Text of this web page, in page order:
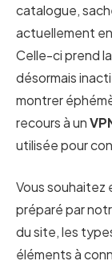
catalogue,
actuellement
Celle-ci prend
désormais
montrer
recours à un
utilisée pour
Vous souhaitez
préparé par
du site, les
éléments à